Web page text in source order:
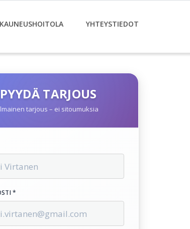
YHTEYSTIEDOT
PYYDÄ TARJOUS
tarjous – ei sitoumuksia
*